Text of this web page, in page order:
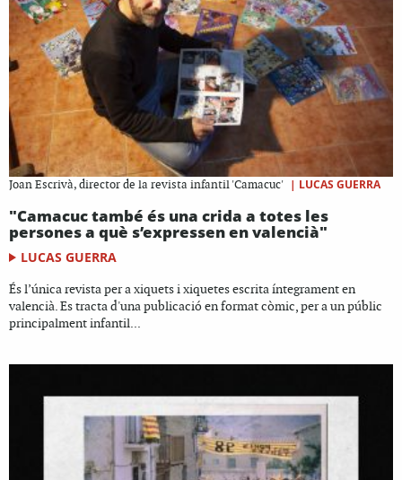
Joan Escrivà, director de la revista infantil 'Camacuc' | LUCAS GUERRA
"Camacuc també és una crida a totes les
persones a què s’expressen en valencià"
LUCAS GUERRA
És l’única revista per a xiquets i xiquetes escrita íntegrament en
valencià. Es tracta d'una publicació en format còmic, per a un públic
principalment infantil...